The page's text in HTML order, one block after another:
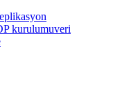
kurulumuveri